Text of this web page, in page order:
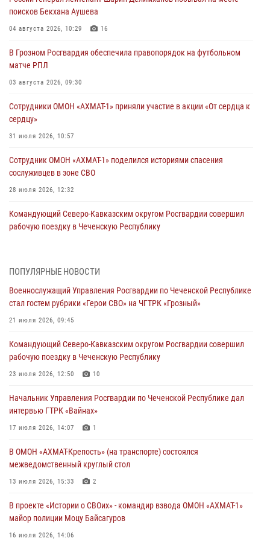
поисков Бекхана Аушева
04 августа 2026, 10:29 16
В Грозном Росгвардия обеспечила правопорядок на футбольном
матче РПЛ
03 августа 2026, 09:30
Сотрудники ОМОН «АХМАТ-1» приняли участие в акции «От сердца к
сердцу»
31 июля 2026, 10:57
Сотрудник ОМОН «АХМАТ-1» поделился историями спасения
сослуживцев в зоне СВО
28 июля 2026, 12:32
Командующий Северо-Кавказским округом Росгвардии совершил
рабочую поездку в Чеченскую Республику
Военнослужащий Управления Росгвардии по Чеченской Республике
21 июля 2026, 09:45
В ДНР росгвардейцы уничтожили около 80 вражеских
19 июля 2026, 13:50
В Грозном Росгвардия обеспечила безопасность конно-спортивных
18 июля 2026, 13:46
Начальник Управления Росгвардии по Чеченской Республике дал
17 июля 2026, 14:07
ПОПУЛЯРНЫЕ НОВОСТИ
Военнослужащий Управления Росгвардии по Чеченской Республике
стал гостем рубрики «Герои СВО» на ЧГТРК «Грозный»
21 июля 2026, 09:45
Командующий Северо-Кавказским округом Росгвардии совершил
рабочую поездку в Чеченскую Республику
23 июля 2026, 12:50 10
Начальник Управления Росгвардии по Чеченской Республике дал
интервью ГТРК «Вайнах»
17 июля 2026, 14:07 1
В ОМОН «АХМАТ-Крепость» (на транспорте) состоялся
межведомственный круглый стол
13 июля 2026, 15:33 2
В проекте «Истории о СВОих» - командир взвода ОМОН «АХМАТ-1»
майор полиции Моцу Байсагуров
16 июля 2026, 14:06